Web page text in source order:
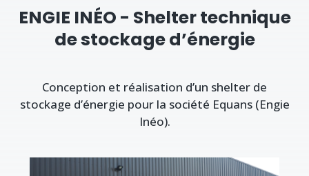
ENGIE INÉO - Shelter technique
de stockage d’énergie
Conception et réalisation d’un shelter de
stockage d’énergie pour la société Equans (Engie
Inéo).